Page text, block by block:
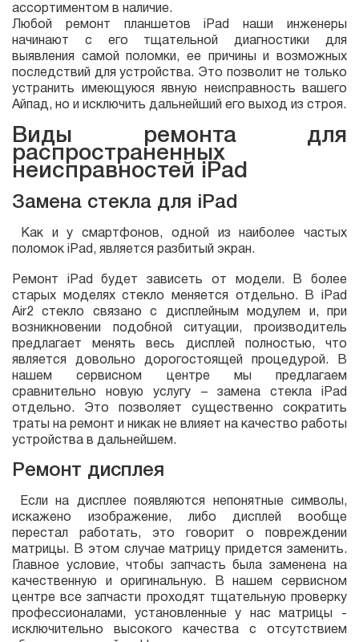
ассортиментом в наличие.
Любой ремонт планшетов iPad наши инженеры
начинают с его тщательной диагностики для
выявления самой поломки, ее причины и возможных
последствий для устройства. Это позволит не только
устранить имеющуюся явную неисправность вашего
Айпад, но и исключить дальнейший его выход из строя.
Виды ремонта для
распространенных
неисправностей iPad
Замена стекла для iPad
Как и у смартфонов, одной из наиболее частых
поломок iPad, является разбитый экран.
Ремонт iPad будет зависеть от модели. В более
старых моделях стекло меняется отдельно. В iPad
Air2 стекло связано с дисплейным модулем и, при
возникновении подобной ситуации, производитель
предлагает менять весь дисплей полностью, что
является довольно дорогостоящей процедурой. В
нашем сервисном центре мы предлагаем
сравнительно новую услугу – замена стекла iPad
отдельно. Это позволяет существенно сократить
траты на ремонт и никак не влияет на качество работы
устройства в дальнейшем.
Ремонт дисплея
Если на дисплее появляются непонятные символы,
искажено изображение, либо дисплей вообще
перестал работать, это говорит о повреждении
матрицы. В этом случае матрицу придется заменить.
Главное условие, чтобы запчасть была заменена на
качественную и оригинальную. В нашем сервисном
центре все запчасти проходят тщательную проверку
профессионалами, установленные у нас матрицы -
исключительно высокого качества с отсутствием